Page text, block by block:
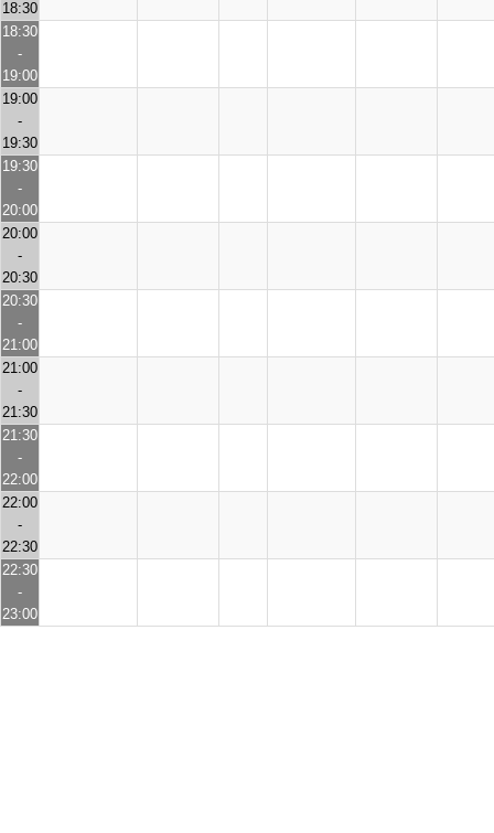
18:30
18:30
-
19:00
19:00
-
19:30
19:30
-
20:00
20:00
-
20:30
20:30
-
21:00
21:00
-
21:30
21:30
-
22:00
22:00
-
22:30
22:30
-
23:00